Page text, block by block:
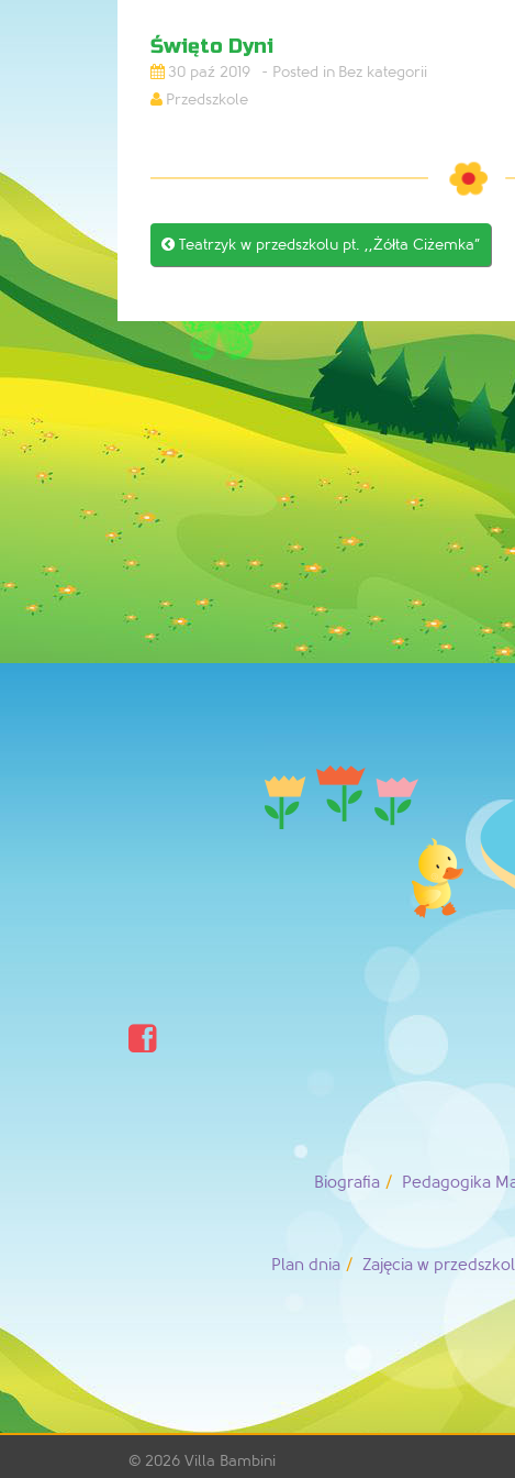
Święto Dyni
30 paź 2019
Bez kategorii
Przedszkole
Post
 Teatrzyk w przedszkolu pt. ,,Żółta Ciżemka”

Biografia
Pedagogika
Plan dnia
Zajęcia w
© 2026 Villa Bambini